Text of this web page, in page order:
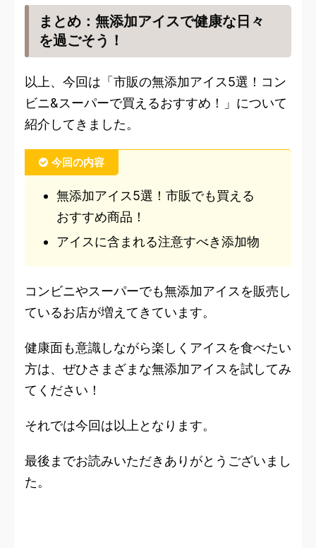
まとめ：無添加アイスで健康な日々
を過ごそう！
以上、今回は「市販の無添加アイス5選！コン
ビニ&スーパーで買えるおすすめ！」について
紹介してきました。
今回の内容
無添加アイス5選！市販でも買える
おすすめ商品！
アイスに含まれる注意すべき添加物
コンビニやスーパーでも無添加アイスを販売し
ているお店が増えてきています。
健康面も意識しながら楽しくアイスを食べたい
方は、ぜひさまざまな無添加アイスを試してみ
てください！
それでは今回は以上となります。
最後までお読みいただきありがとうございまし
た。